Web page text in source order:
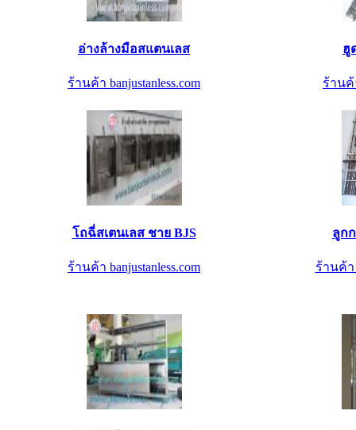
อ่างล้างมือสแตนเลส
ร้านค้า banjustanless.com
ฮู
ร้านค้
โถฉี่สเตนเลส ชาย BJS
ร้านค้า banjustanless.com
ลูก
ร้านค้